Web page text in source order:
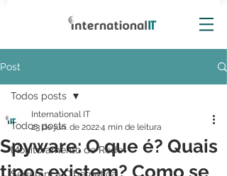
Post
Todos posts
Monitoramento de Rede
Todos posts
Spyware: O que é? Quais
tipos existem? Como se
International IT
23 de jun. de 20224 min de leitura